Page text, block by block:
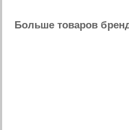
Больше товаров